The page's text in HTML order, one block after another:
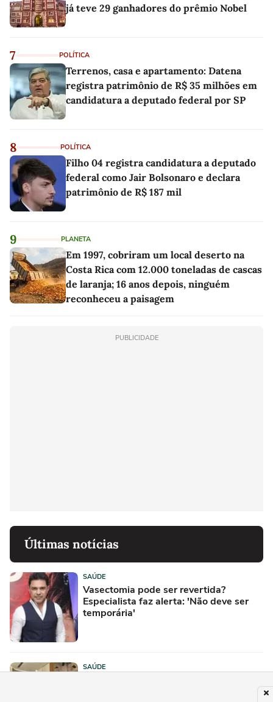
já teve 29 ganhadores do prêmio Nobel
7 POLÍTICA
Terrenos, casa e apartamento: Datena
registra patrimônio de R$ 35 milhões em
candidatura a deputado federal por SP
8 POLÍTICA
Filho 04 registra candidatura a deputado
federal como Jair Bolsonaro e declara
patrimônio de R$ 187 mil
9 PLANETA
Em 1997, cobriram um local deserto na
Costa Rica com 12.000 toneladas de cascas
de laranja; 16 anos depois, ninguém
reconheceu a paisagem
PUBLICIDADE
Últimas notícias
SAÚDE
Vasectomia pode ser revertida?
Especialista faz alerta: 'Não deve ser
temporária'
SAÚDE